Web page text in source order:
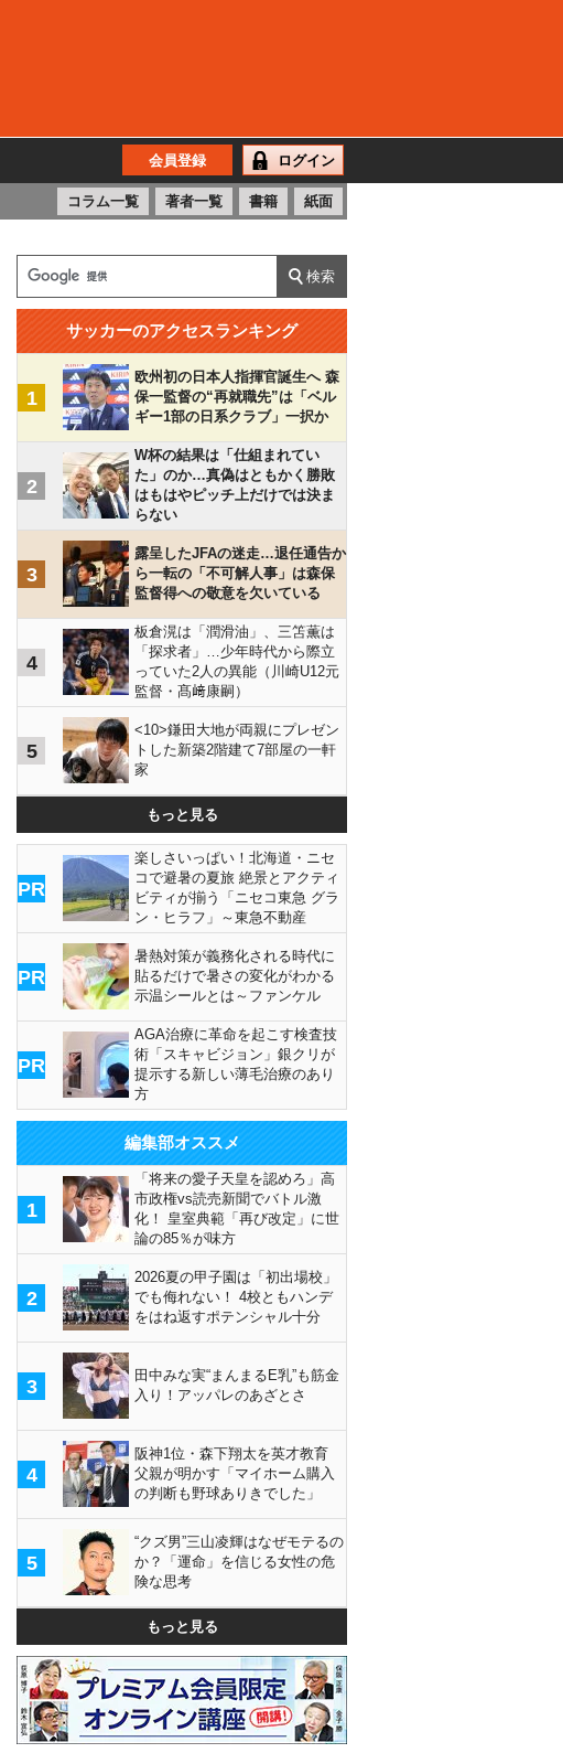
会員登録 ログイン
コラム一覧 著者一覧 書籍 紙面
サッカーのアクセスランキング
1
欧州初の日本人指揮官誕生へ 森
保一監督の“再就職先”は「ベル
ギー1部の日系クラブ」一択か
2
W杯の結果は「仕組まれてい
た」のか…真偽はともかく勝敗
はもはやピッチ上だけでは決ま
らない
3
露呈したJFAの迷走…退任通告か
ら一転の「不可解人事」は森保
監督得への敬意を欠いている
4
板倉滉は「潤滑油」、三笘薫は
「探求者」…少年時代から際立
っていた2人の異能（川崎U12元
監督・髙﨑康嗣）
5
<10>鎌田大地が両親にプレゼン
トした新築2階建て7部屋の一軒
家
もっと見る
PR
楽しさいっぱい！北海道・ニセ
コで避暑の夏旅 絶景とアクティ
ビティが揃う「ニセコ東急 グラ
ン・ヒラフ」～東急不動産
PR
暑熱対策が義務化される時代に
貼るだけで暑さの変化がわかる
示温シールとは～ファンケル
PR
AGA治療に革命を起こす検査技
術「スキャビジョン」銀クリが
提示する新しい薄毛治療のあり
方
編集部オススメ
1
「将来の愛子天皇を認めろ」高
市政権vs読売新聞でバトル激
化！ 皇室典範「再び改定」に世
論の85％が味方
2
2026夏の甲子園は「初出場校」
でも侮れない！ 4校ともハンデ
をはね返すポテンシャル十分
3
田中みな実“まんまるE乳”も筋金
入り！アッパレのあざとさ
4
阪神1位・森下翔太を英才教育
父親が明かす「マイホーム購入
の判断も野球ありきでした」
5
“クズ男”三山凌輝はなぜモテるの
か？「運命」を信じる女性の危
険な思考
もっと見る